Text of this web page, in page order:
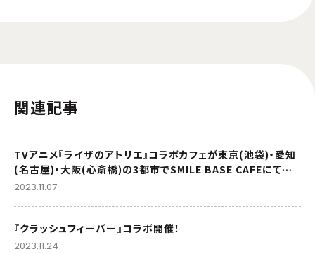
関連記事
TVアニメ『ライザのアトリエ』コラボカフェが東京(池袋)・愛知
(名古屋)・大阪(心斎橋)の3都市でSMILE BASE CAFEにて開
催決定！
2023.11.07
『クラッシュフィーバー』コラボ開催！
2023.11.24